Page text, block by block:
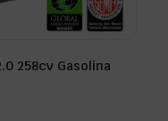
258cv Gasolina